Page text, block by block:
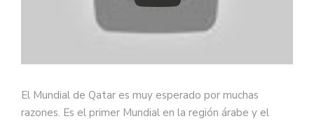
El Mundial de Qatar es muy esperado por muchas
razones. Es el primer Mundial en la región árabe y el